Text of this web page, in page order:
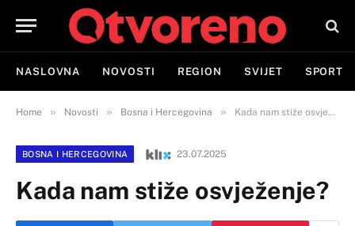
NASLOVNA NOVOSTI REGION SVIJET SPORT
Home » Novosti » Bosna i Hercegovina » Kada nam stiže osvježenje?
BOSNA I HERCEGOVINA 23.07.2025
Kada nam stiže osvježenje?